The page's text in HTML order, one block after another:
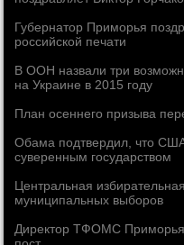
Губернатор Приморья
российской печати
В ООН назвали три
на Украине в 2015 году
План осеннего призыва
Обама подтвердил, что
суверенным государством
Центральная
муниципальных выборов
Директор ТФОМС Приморья